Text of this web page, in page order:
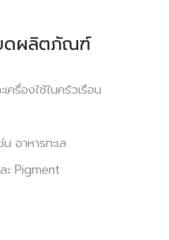
ยดผลิตภัณฑ์
ครื่องใช้ในครัวเรือน
อาหารทะเล
ะ Pigment